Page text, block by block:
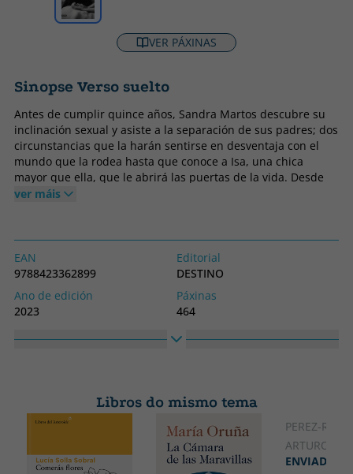
VER PÁXINAS
Sinopse Verso suelto
Antes de cumplir quince años, Sandra Martos descubre su
inclinación sexual y asiste a la separación de sus padres; dos
circunstancias que la harán sentirse en desventaja con el
mundo que la rodea hasta que conoce a Isa, una chica
mayor que ella, que le abrirá las puertas de la vida. Desde
ese momento, estará en guerra permanente con sus
donde la desolación y el desamor pueden resultar hermosos.
Inconsciente de la fugacidad del tiempo, se lanzará a vivir
convencida de que su inconformismo no remitirá, del poder
magnético de la amistad y de algunos amores y de la
durabilidad de los sentimientos, sin saber que un amigo
puede ser el agua pero también el desierto. Una novela
puramente humana, con más preguntas que respuestas, con
ver máis
EAN
9788423362899
Editorial
DESTINO
Ano de edición
2023
Páxinas
464
Idioma
Ancho
132
Libros do mismo tema
PEREZ-
ARTURO
ENVIADO